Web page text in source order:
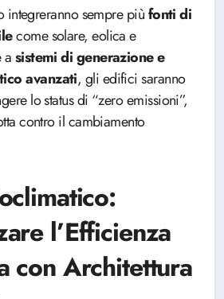
sempre piùfonti di
come solare, eolica e
asistemi di generazione e
avanzati, gli edifici saranno
lo status di “zero emissioni”,
contro il cambiamento
l’Efficienza
con Architettura